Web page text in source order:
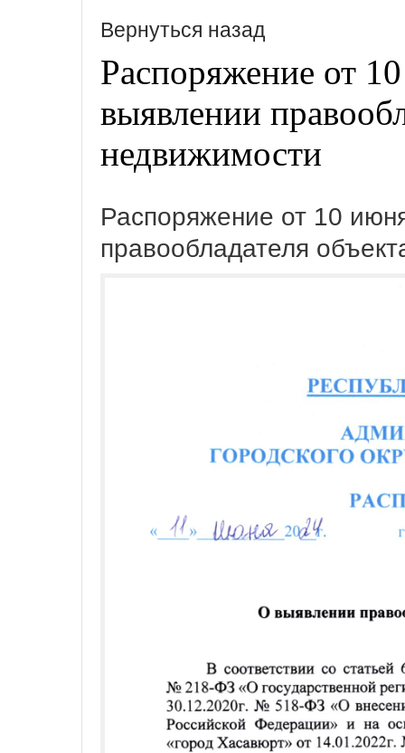
Вернуться назад
Распоряжение от
выявлении
недвижимости
Распоряжение от 10
правообладателя